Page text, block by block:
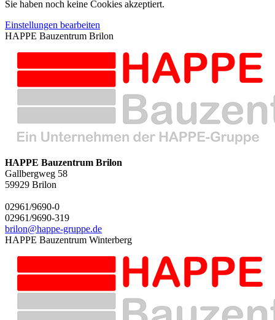
Sie haben noch keine Cookies akzeptiert.
Einstellungen bearbeiten
HAPPE Bauzentrum Brilon
HAPPE Bauzentrum Brilon
Gallbergweg 58
59929 Brilon
02961/9690-0
02961/9690-319
brilon@happe-gruppe.de
HAPPE Bauzentrum Winterberg